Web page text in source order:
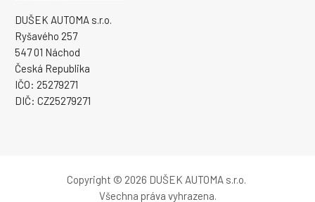
DUŠEK AUTOMA s.r.o.
Ryšavého 257
547 01 Náchod
Česká Republika
IČO: 25279271
DIČ: CZ25279271
Copyright © 2026 DUŠEK AUTOMA s.r.o.
Všechna práva vyhrazena.